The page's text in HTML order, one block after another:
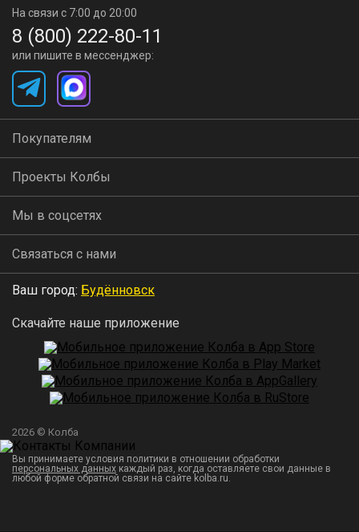
На связи с 7:00 до 20:00
8 (800) 222-80-11
или пишите в мессенджер:
Покупателям
Проекты Колбы
Мы в соцсетях
Связаться с нами
Ваш город: Будённовск
Скачайте наше приложение
2026 © Колба
Вы принимаете условия политики в отношении обработки
персональных данных каждый раз, когда оставляете свои данные в
любой форме обратной связи на сайте kolba.ru.